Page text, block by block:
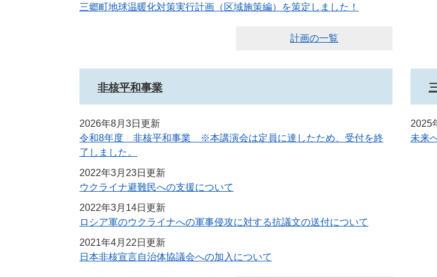
三郷町地球温暖化対策実行計画（区域施策編）を策定しました！
計画の一覧
非核平和事業
2026年8月3日更新
令和8年度 非核平和事業 ※本講演会は定員に達したため、受付を終
了しました。
2022年3月23日更新
ウクライナ避難民への支援について
2022年3月14日更新
ロシア軍のウクライナへの軍事侵攻に対する抗議文の送付について
2021年4月22日更新
日本非核宣言自治体協議会への加入について
2025
未来